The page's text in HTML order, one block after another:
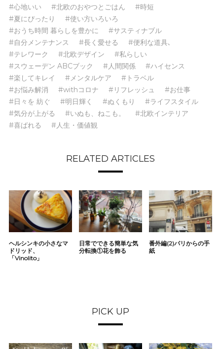
#心地いい
#北欧のおやつとごはん
#時短
#夏にぴったり
#使い方いろいろ
#おうち時間 暮らしを豊かに
#サスティナブル
#自分メンテナンス
#長く愛せる
#便利な道具､
#テレワーク
#北欧デザイン
#私らしい
#スウェーデン ABCブック
#人間関係
#ハイセンス
#楽してキレイ
#メンタルケア
#トラベル
#お悩み解消
#withコロナ #リフレッシュ
#お仕事
#日々を 紡ぐ
#明日輝く #ぬくもり
#ライフスタイル
#気分が上がる
#いぬも、ねこも。
#北欧インテリア
#喜ばれる
#人生・価値観
RELATED ARTICLES
ヘルシンキの小さなマ
ドリッド、
「Vinolito」
日常でできる簡単な気
分転換①花を飾る
番外編(2)パリからの手
紙
PICK UP